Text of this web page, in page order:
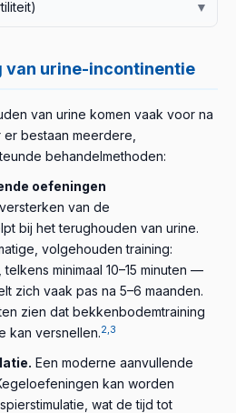
met stoelgang kan
▼
daarmee de natuurlijke
om vóór de operatie met de
van urine-incontinentie
van urine komen vaak voor na
bestaan meerdere,
behandelmethoden:
oefeningen
van de
bij het terughouden van urine.
volgehouden training:
minimaal 10–15 minuten —
zich vaak pas na 5–6 maanden.
zien dat bekkenbodemtraining
kan versnellen.2,3
Een moderne aanvullende
kan worden
wat de tijd tot